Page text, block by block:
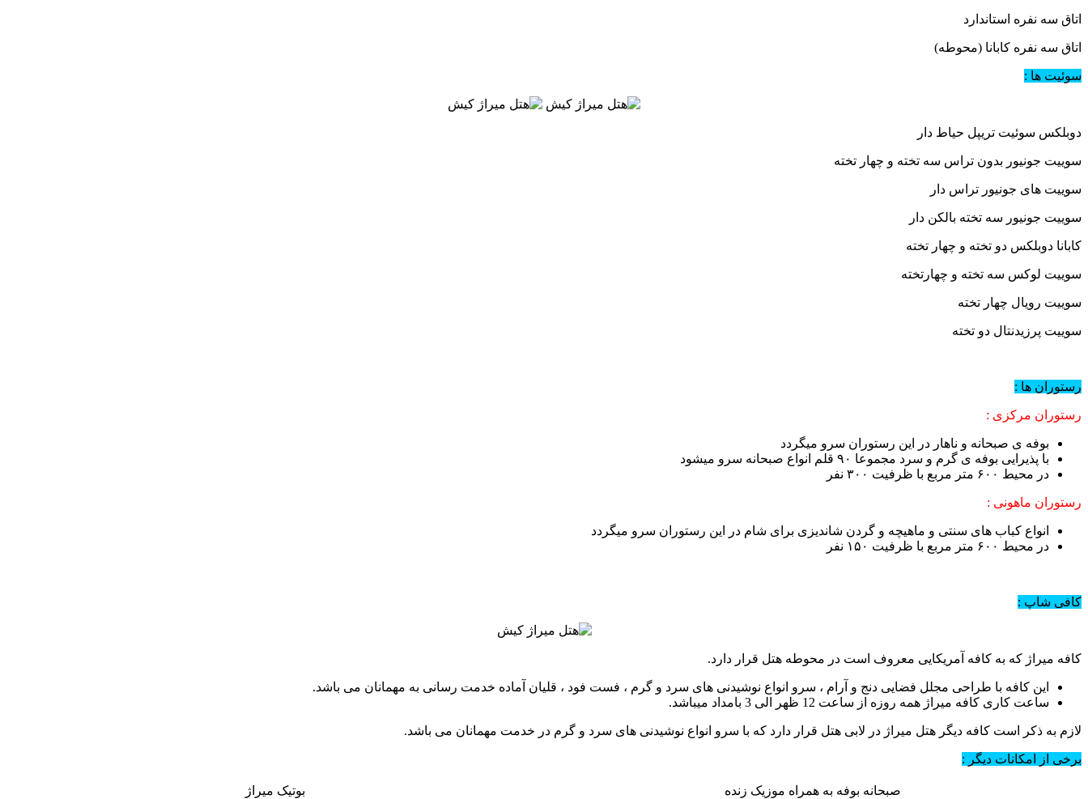
اتاق سه نفره استاندارد
اتاق سه نفره کابانا (محوطه)
سوئیت ها :
دوبلکس سوئیت تریپل حیاط دار
سوییت جونیور بدون تراس سه تخته و چهار تخته
سوییت های جونیور تراس دار
سوییت جونیور سه تخته بالکن دار
کابانا دوبلکس دو تخته و چهار تخته
سوییت لوکس سه تخته و چهارتخته
سوییت رویال چهار تخته
سوییت پرزیدنتال دو تخته
رستوران ها :
رستوران مرکزی :
بوفه ی صبحانه و ناهار در این رستوران سرو میگردد
با پذیرایی بوفه ی گرم و سرد مجموعا ۹۰ قلم انواع صبحانه سرو میشود
در محیط ۶۰۰ متر مربع با ظرفیت ۳۰۰ نفر
رستوران ماهونی :
انواع کباب های سنتی و ماهیچه و گردن شاندیزی برای شام در این رستوران سرو میگردد
در محیط ۶۰۰ متر مربع با ظرفیت ۱۵۰ نفر
کافی شاپ :
کافه میراژ که به کافه آمریکایی معروف است در محوطه هتل قرار دارد.
این کافه با طراحی مجلل فضایی دنج و آرام ، سرو انواع نوشیدنی های سرد و گرم ، فست فود ، قلیان آماده خدمت رسانی به مهمانان می باشد.
ساعت کاری کافه میراژ همه روزه از ساعت 12 ظهر الی 3 بامداد میباشد.
لازم به ذکر است کافه دیگر هتل میراژ در لابی هتل قرار دارد که با سرو انواع نوشیدنی های سرد و گرم در خدمت مهمانان می باشد.
برخی از امکانات دیگر :
صبحانه بوفه به همراه موزیک زنده بوتیک میراژ